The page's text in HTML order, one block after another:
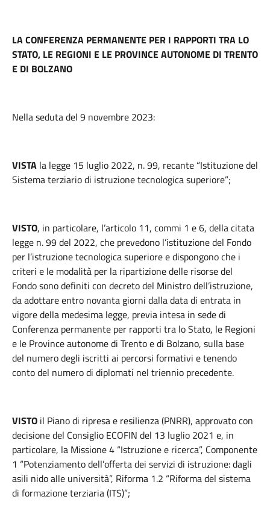
LA CONFERENZA PERMANENTE PER I RAPPORTI TRA LO
STATO, LE REGIONI E LE PROVINCE AUTONOME DI TRENTO
E DI BOLZANO
Nella seduta del 9 novembre 2023:
VISTA la legge 15 luglio 2022, n. 99, recante “Istituzione del
Sistema terziario di istruzione tecnologica superiore”;
VISTO, in particolare, l’articolo 11, commi 1 e 6, della citata
legge n. 99 del 2022, che prevedono l’istituzione del Fondo
per l’istruzione tecnologica superiore e dispongono che i
criteri e le modalità per la ripartizione delle risorse del
Fondo sono definiti con decreto del Ministro dell’istruzione,
da adottare entro novanta giorni dalla data di entrata in
vigore della medesima legge, previa intesa in sede di
Conferenza permanente per rapporti tra lo Stato, le Regioni
e le Province autonome di Trento e di Bolzano, sulla base
del numero degli iscritti ai percorsi formativi e tenendo
conto del numero di diplomati nel triennio precedente.
VISTO il Piano di ripresa e resilienza (PNRR), approvato con
decisione del Consiglio ECOFIN del 13 luglio 2021 e, in
particolare, la Missione 4 “Istruzione e ricerca”, Componente
1 “Potenziamento dell’offerta dei servizi di istruzione: dagli
asili nido alle università”, Riforma 1.2 “Riforma del sistema
di formazione terziaria (ITS)”;